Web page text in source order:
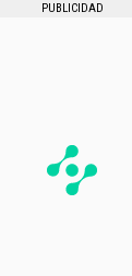
PUBLICIDAD